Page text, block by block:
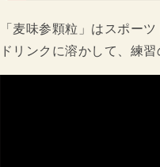
「麦味参顆粒」はスポー
ドリンクに溶かして、練